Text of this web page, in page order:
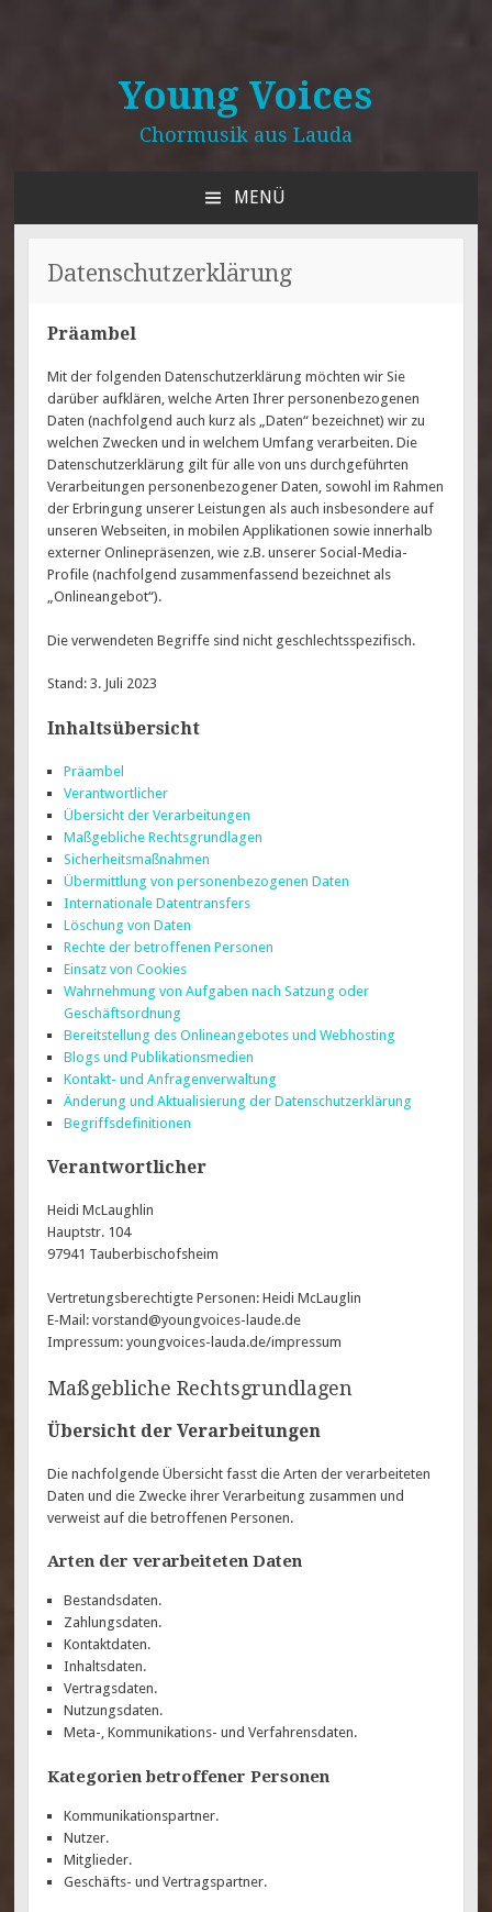
Young Voices
Chormusik aus Lauda
MENÜ
SPRINGEN
Datenschutzerklärung
Präambel
Mit der folgenden Datenschutzerklärung möchten wir Sie
darüber aufklären, welche Arten Ihrer personenbezogenen
Daten (nachfolgend auch kurz als „Daten“ bezeichnet) wir zu
welchen Zwecken und in welchem Umfang verarbeiten. Die
Datenschutzerklärung gilt für alle von uns durchgeführten
Verarbeitungen personenbezogener Daten, sowohl im Rahmen
der Erbringung unserer Leistungen als auch insbesondere auf
unseren Webseiten, in mobilen Applikationen sowie innerhalb
externer Onlinepräsenzen, wie z.B. unserer Social-Media-
Profile (nachfolgend zusammenfassend bezeichnet als
„Onlineangebot“).
Die verwendeten Begriffe sind nicht geschlechtsspezifisch.
Stand: 3. Juli 2023
Inhaltsübersicht
Präambel
Verantwortlicher
Übersicht der Verarbeitungen
Maßgebliche Rechtsgrundlagen
Sicherheitsmaßnahmen
Übermittlung von personenbezogenen Daten
Internationale Datentransfers
Löschung von Daten
Rechte der betroffenen Personen
Einsatz von Cookies
Wahrnehmung von Aufgaben nach Satzung oder
Geschäftsordnung
Bereitstellung des Onlineangebotes und Webhosting
Blogs und Publikationsmedien
Kontakt- und Anfragenverwaltung
Änderung und Aktualisierung der Datenschutzerklärung
Begriffsdefinitionen
Verantwortlicher
Heidi McLaughlin
Hauptstr. 104
97941 Tauberbischofsheim
Vertretungsberechtigte Personen: Heidi McLauglin
E-Mail: vorstand@youngvoices-laude.de
Impressum: youngvoices-lauda.de/impressum
Maßgebliche Rechtsgrundlagen
Übersicht der Verarbeitungen
Die nachfolgende Übersicht fasst die Arten der verarbeiteten
Daten und die Zwecke ihrer Verarbeitung zusammen und
verweist auf die betroffenen Personen.
Arten der verarbeiteten Daten
Bestandsdaten.
Zahlungsdaten.
Kontaktdaten.
Inhaltsdaten.
Vertragsdaten.
Nutzungsdaten.
Meta-, Kommunikations- und Verfahrensdaten.
Kategorien betroffener Personen
Kommunikationspartner.
Nutzer.
Mitglieder.
Geschäfts- und Vertragspartner.